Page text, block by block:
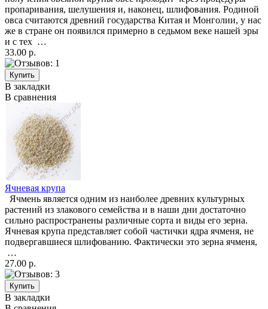
пропаривания, шелушения и, наконец, шлифования. Родиной
овса считаются древний государства Китая и Монголии, у нас
же в стране он появился примерно в седьмом веке нашей эры
и с тех …
33.00 р.
В закладки
В сравнения
Ячневая крупа
Ячмень является одним из наиболее древних культурных
растений из злакового семейства и в наши дни достаточно
сильно распространены различные сорта и виды его зерна.
Ячневая крупа представляет собой частички ядра ячменя, не
подвергавшиеся шлифованию. Фактически это зерна ячменя,
…
27.00 р.
В закладки